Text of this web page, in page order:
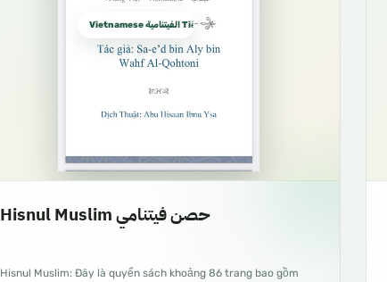
Vietnamese الفيتنامية Tiếng Việt
Hisnul Muslim حصن فيتنامي
Hisnul Muslim: Đây là quyển sách khoảng 86 trang bao gồm